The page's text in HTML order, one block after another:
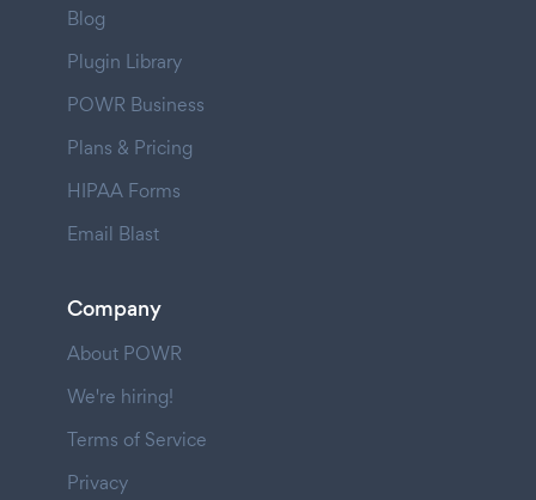
Blog
Plugin Library
POWR Business
Plans & Pricing
HIPAA Forms
Email Blast
Company
About POWR
We're hiring!
Terms of Service
Privacy